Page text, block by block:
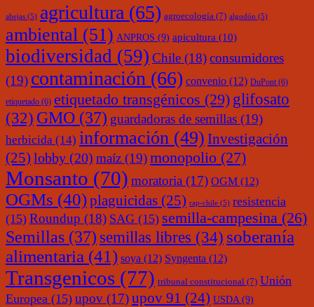
abejas (5) agricultura (65) agroecología (7) algodón (5)
ambiental (51) ANPROS (9) apicultura (10)
biodiversidad (59) Chile (18)consumidores
(19) contaminación (66) convenio (12) DuPont (6)
etiquetado (6) etiquetado transgénicos (29) glifosato
(32) GMO (37) guardadoras de semillas (19)
herbicida (14) información (49) Investigación
(25) lobby (20) maíz (19)monopolio (27)
Monsanto (70) moratoria (17) OGM (12)
OGMs (40)plaguicidas (25) rap-chile (5) resistencia
(15) Roundup (18) SAG (15) semilla-campesina (26)
Semillas (37) semillas libres (34) soberanía
alimentaria (41) soya (12) Syngenta (12)
Transgenicos (77) tribunal constitucional (7) Unión
Europea (15) upov (17)upov 91 (24) USDA (9)